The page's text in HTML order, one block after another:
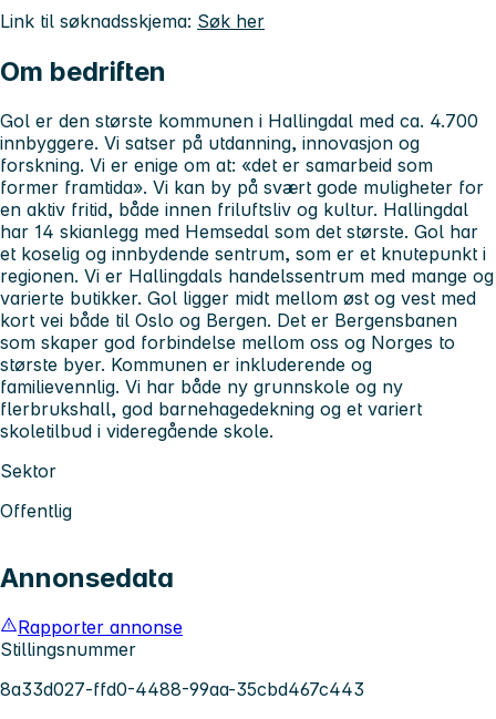
Link til søknadsskjema: Søk her
Om bedriften
Gol er den største kommunen i Hallingdal med ca. 4.700
innbyggere. Vi satser på utdanning, innovasjon og
forskning. Vi er enige om at: «det er samarbeid som
former framtida». Vi kan by på svært gode muligheter for
en aktiv fritid, både innen friluftsliv og kultur. Hallingdal
har 14 skianlegg med Hemsedal som det største. Gol har
et koselig og innbydende sentrum, som er et knutepunkt i
regionen. Vi er Hallingdals handelssentrum med mange og
varierte butikker. Gol ligger midt mellom øst og vest med
kort vei både til Oslo og Bergen. Det er Bergensbanen
som skaper god forbindelse mellom oss og Norges to
største byer. Kommunen er inkluderende og
familievennlig. Vi har både ny grunnskole og ny
flerbrukshall, god barnehagedekning og et variert
skoletilbud i videregående skole.
Sektor
Offentlig
Annonsedata
Rapporter annonse
Stillingsnummer
8a33d027-ffd0-4488-99aa-35cbd467c443